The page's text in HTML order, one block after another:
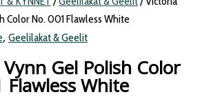
Color No. 001 Flawless White
, Geelilakat & Geelit
Gel Polish Color
Flawless White